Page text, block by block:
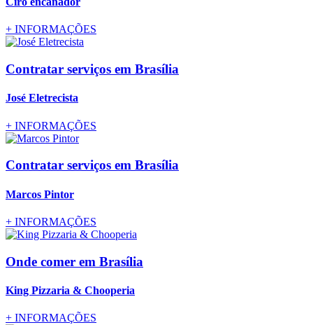
+ INFORMAÇÕES
Contratar serviços em Brasília
José Eletrecista
+ INFORMAÇÕES
Contratar serviços em Brasília
Marcos Pintor
+ INFORMAÇÕES
Onde comer em Brasília
King Pizzaria & Chooperia
+ INFORMAÇÕES